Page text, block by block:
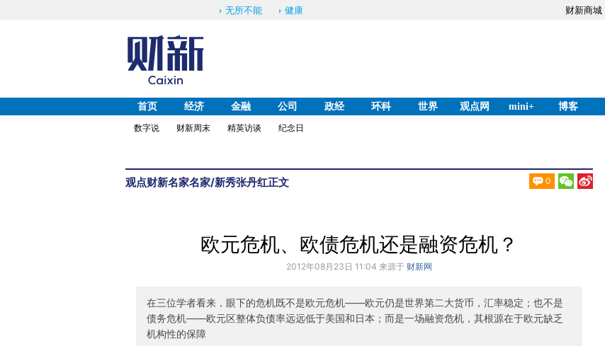
财新商城
无所不能 健康
首页 经济 金融 公司 政经 环科 世界 观点网 mini+ 博客
数字说
财新周末 精英访谈 纪念日
观点财新名家名家/新秀张丹红正文 0
欧元危机、欧债危机还是融资危机？
2012年08月23日 11:04 来源于 财新网
在三位学者看来，眼下的危机既不是欧元危机——欧元仍是世界第二大货币，汇率稳定；也不是
债务危机——欧元区整体负债率远远低于美国和日本；而是一场融资危机，其根源在于欧元缺乏
机构性的保障